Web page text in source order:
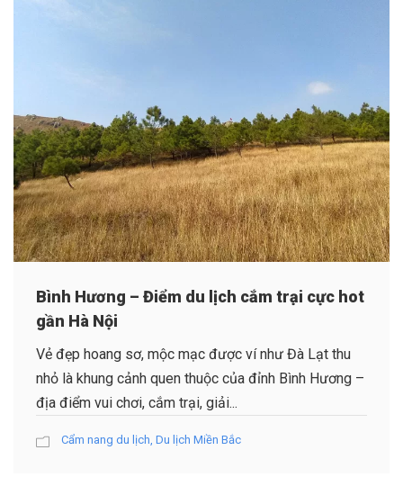
Bình Hương – Điểm du lịch cắm trại cực hot
gần Hà Nội
Vẻ đẹp hoang sơ, mộc mạc được ví như Đà Lạt thu
nhỏ là khung cảnh quen thuộc của đỉnh Bình Hương –
địa điểm vui chơi, cắm trại, giải...
Cẩm nang du lịch, Du lịch Miền Bắc